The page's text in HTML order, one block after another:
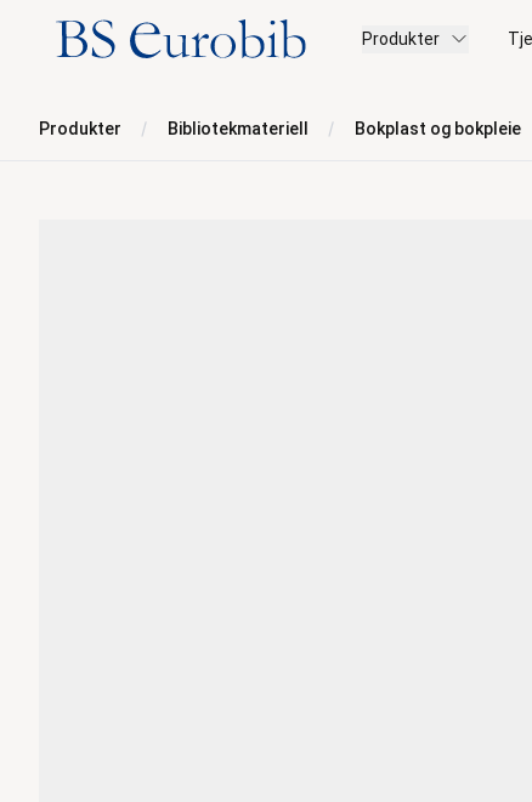
BS Eurobib Produkter
Produkter Bibliotekmateriell Bokplast og bokpleie